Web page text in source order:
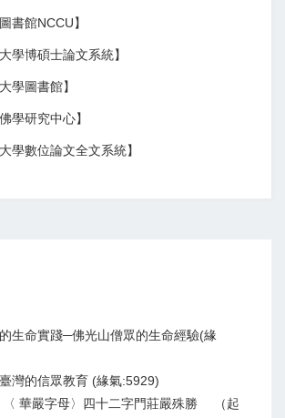
書館NCCU】
學博碩士論文系統】
學圖書館】
學研究中心】
學數位論文全文系統】
生命實踐─佛光山僧眾的生命經驗(緣
灣的信眾教育 (緣氣:5929)
華嚴字母〉四十二字門莊嚴殊勝 （起